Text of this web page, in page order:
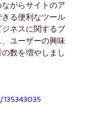
がらサイトのア
る便利なツール
ネスに関するブ
ユーザーの興味
数を増やしまし
135343035